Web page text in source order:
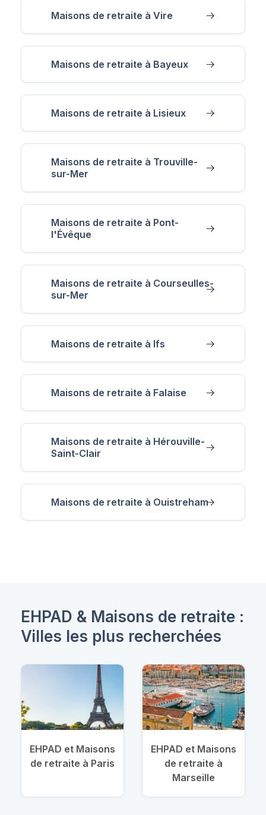
Maisons de retraite à Vire
Maisons de retraite à Bayeux
Maisons de retraite à Lisieux
Maisons de retraite à Trouville-
sur-Mer
Maisons de retraite à Pont-
l'Évêque
Maisons de retraite à Courseulles-
sur-Mer
Maisons de retraite à Ifs
Maisons de retraite à Falaise
Maisons de retraite à Hérouville-
Saint-Clair
Maisons de retraite à Ouistreham
EHPAD & Maisons de retraite :
Villes les plus recherchées
EHPAD et Maisons
de retraite à Paris
EHPAD et Maisons
de retraite à
Marseille